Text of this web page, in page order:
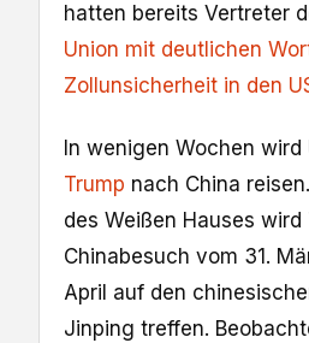
hatten bereits Vertreter
Union mit deutlichen
Zollunsicherheit in den
In wenigen Wochen wird
Trump nach China
des Weißen Hauses
Chinabesuch vom 31.
April auf den
Jinping treffen.